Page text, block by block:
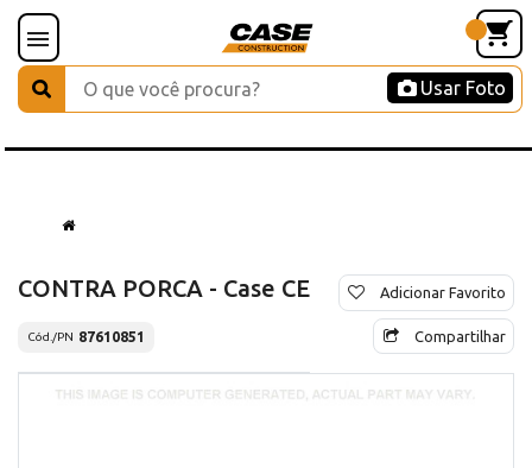
Usar Foto
CONTRA PORCA - Case CE
Cód./PN 87610851
Adicionar Favorito
Compartilhar